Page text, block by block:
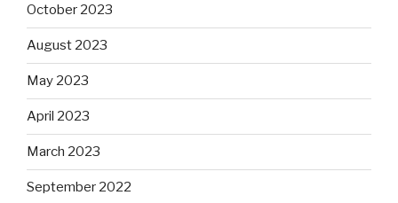
October 2023
August 2023
May 2023
April 2023
March 2023
September 2022